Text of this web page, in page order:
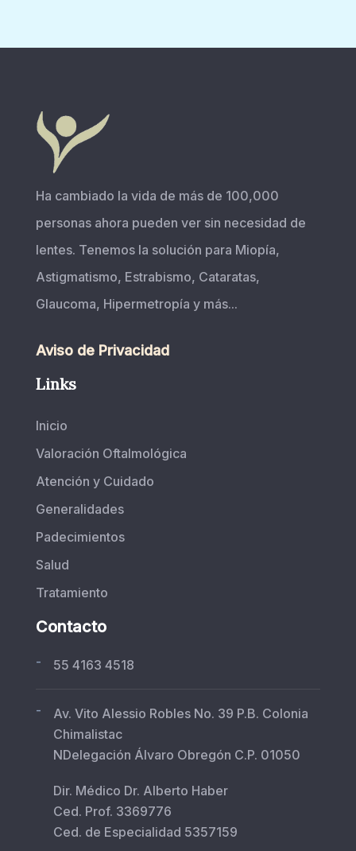
Ha cambiado la vida de más de 100,000
personas ahora pueden ver sin necesidad de
lentes. Tenemos la solución para Miopía,
Astigmatismo, Estrabismo, Cataratas,
Glaucoma, Hipermetropía y más...
Aviso de Privacidad
Links
Inicio
Valoración Oftalmológica
Atención y Cuidado
Generalidades
Padecimientos
Salud
Tratamiento
Contacto
- 55 4163 4518
-
Av. Vito Alessio Robles No. 39 P.B. Colonia
Chimalistac
NDelegación Álvaro Obregón C.P. 01050
Dir. Médico Dr. Alberto Haber
Ced. Prof. 3369776
Ced. de Especialidad 5357159